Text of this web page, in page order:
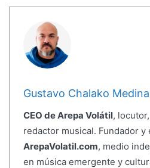
Gustavo Chalako Medina
CEO de Arepa Volátil,
redactor musical. Fundador y
ArepaVolatil.com, medio
en música emergente y